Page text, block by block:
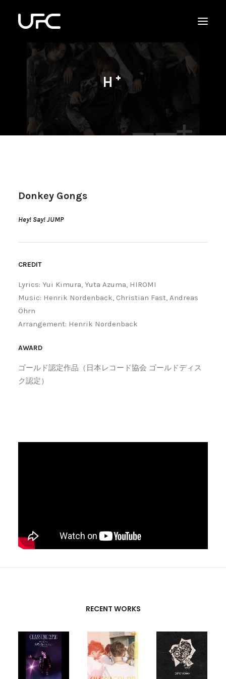
H⁺
Donkey Gongs
Hey! Say! JUMP
CREDIT
Lyrics: Yui Kimura, Yuta Azuma, HIROMI
Music: Henrik Nordenback, Christian Fast, Andreas
Öhrn
Arrangement: Henrik Nordenback
AWARD
ゴールド認定作品（日本レコード協会 ゴールドディス
ク認定）
RECENT WORKS
CREATIVE